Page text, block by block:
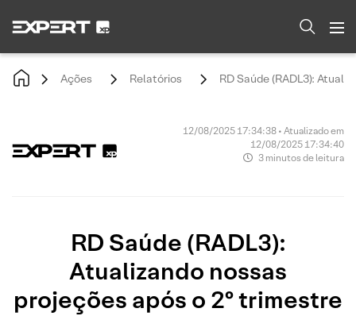
Ações Relatórios RD Saúde (RADL3):
12/08/2025 17:34:38 • Atualizado em
12/08/2025 17:34:40
3 minutos de leitura
RD Saúde (RADL3):
Atualizando nossas
projeções após o 2º trimestre